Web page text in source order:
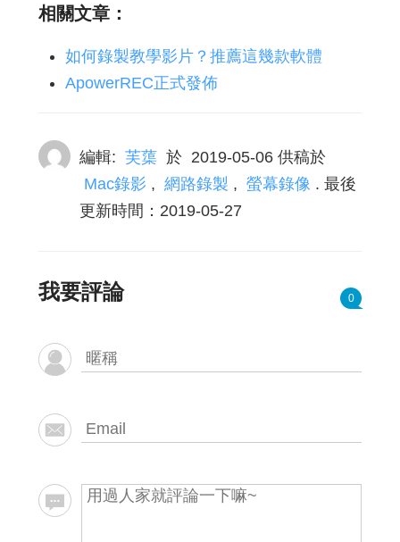
相關文章：
如何錄製教學影片？推薦這幾款軟體
ApowerREC正式發佈
編輯: 芙蕖 於 2019-05-06供稿於
Mac錄影 , 網路錄製 , 螢幕錄像 . 最後
更新時間：2019-05-27
我要評論 0